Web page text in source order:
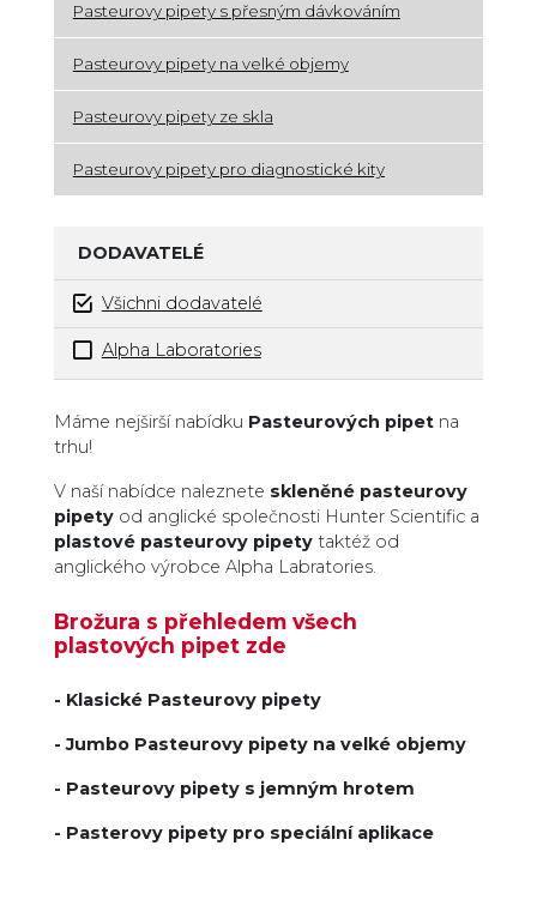
Pasteurovy pipety s přesným dávkováním
Pasteurovy pipety na velké objemy
Pasteurovy pipety ze skla
Pasteurovy pipety pro diagnostické kity
DODAVATELÉ
Všichni dodavatelé
Alpha Laboratories
Zboží v kategorii
Máme nejširší nabídku Pasteurových pipetna
trhu!
V naší nabídce naleznete skleněné pasteurovy
pipety od anglické společnosti Hunter Scientific a
plastové pasteurovy pipetytaktéž od
anglického výrobce Alpha Labratories.
Brožura s přehledem všech
plastových pipet zde
- Klasické Pasteurovy pipety
- Jumbo Pasteurovy pipety na velké objemy
- Pasteurovy pipety s jemným hrotem
- Pasterovy pipety pro speciální aplikace